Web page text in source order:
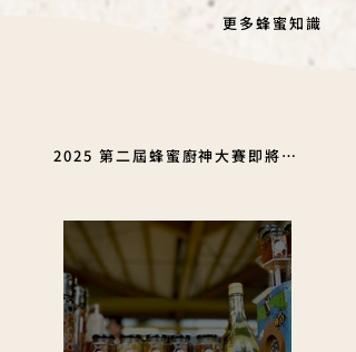
更多蜂蜜知識
2025 第二屆蜂蜜廚神大賽即將開跑，下一位蜂蜜廚神就是你!!